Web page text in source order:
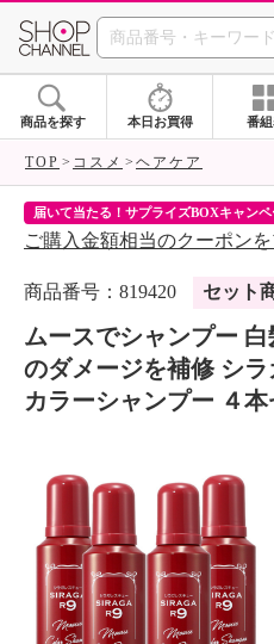
商品を探す 本日お買得 番
TOP コスメ ヘアケア
届いて当たる！サプライズBOXキャンペ
ご購入金額相当のクーポンを
商品番号：819420 セット
ムースでシャンプー
のダメージを補修 シ
カラーシャンプー ４本